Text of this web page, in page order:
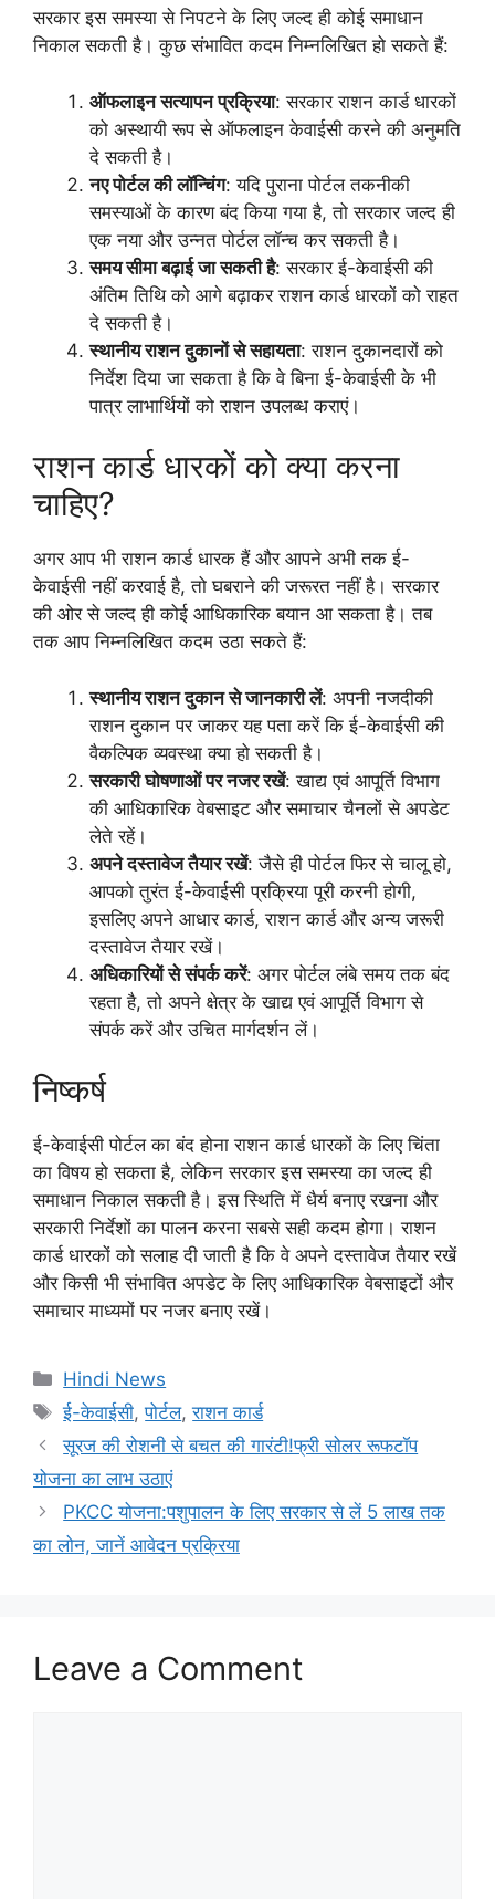
सरकार इस समस्या से निपटने के लिए जल्द ही कोई समाधान
निकाल सकती है। कुछ संभावित कदम निम्नलिखित हो सकते हैं:
ऑफलाइन सत्यापन प्रक्रिया: सरकार राशन कार्ड धारकों
को अस्थायी रूप से ऑफलाइन केवाईसी करने की अनुमति
दे सकती है।
नए पोर्टल की लॉन्चिंग: यदि पुराना पोर्टल तकनीकी
समस्याओं के कारण बंद किया गया है, तो सरकार जल्द ही
एक नया और उन्नत पोर्टल लॉन्च कर सकती है।
समय सीमा बढ़ाई जा सकती है: सरकार ई-केवाईसी की
अंतिम तिथि को आगे बढ़ाकर राशन कार्ड धारकों को राहत
दे सकती है।
स्थानीय राशन दुकानों से सहायता: राशन दुकानदारों को
निर्देश दिया जा सकता है कि वे बिना ई-केवाईसी के भी
पात्र लाभार्थियों को राशन उपलब्ध कराएं।
राशन कार्ड धारकों को क्या करना
चाहिए?
अगर आप भी राशन कार्ड धारक हैं और आपने अभी तक ई-
केवाईसी नहीं करवाई है, तो घबराने की जरूरत नहीं है। सरकार
की ओर से जल्द ही कोई आधिकारिक बयान आ सकता है। तब
तक आप निम्नलिखित कदम उठा सकते हैं:
स्थानीय राशन दुकान से जानकारी लें: अपनी नजदीकी
राशन दुकान पर जाकर यह पता करें कि ई-केवाईसी की
वैकल्पिक व्यवस्था क्या हो सकती है।
सरकारी घोषणाओं पर नजर रखें: खाद्य एवं आपूर्ति विभाग
की आधिकारिक वेबसाइट और समाचार चैनलों से अपडेट
लेते रहें।
अपने दस्तावेज तैयार रखें: जैसे ही पोर्टल फिर से चालू हो,
आपको तुरंत ई-केवाईसी प्रक्रिया पूरी करनी होगी,
इसलिए अपने आधार कार्ड, राशन कार्ड और अन्य जरूरी
दस्तावेज तैयार रखें।
अधिकारियों से संपर्क करें: अगर पोर्टल लंबे समय तक बंद
रहता है, तो अपने क्षेत्र के खाद्य एवं आपूर्ति विभाग से
संपर्क करें और उचित मार्गदर्शन लें।
निष्कर्ष
ई-केवाईसी पोर्टल का बंद होना राशन कार्ड धारकों के लिए चिंता
का विषय हो सकता है, लेकिन सरकार इस समस्या का जल्द ही
समाधान निकाल सकती है। इस स्थिति में धैर्य बनाए रखना और
सरकारी निर्देशों का पालन करना सबसे सही कदम होगा। राशन
कार्ड धारकों को सलाह दी जाती है कि वे अपने दस्तावेज तैयार रखें
और किसी भी संभावित अपडेट के लिए आधिकारिक वेबसाइटों और
समाचार माध्यमों पर नजर बनाए रखें।
Categories
Hindi News
Tags
ई-केवाईसी,पोर्टल,राशन कार्ड
सूरज की रोशनी से बचत की गारंटी!फ्री सोलर रूफटॉप
योजना का लाभ उठाएं
PKCC योजना:पशुपालन के लिए सरकार से लें 5 लाख तक
का लोन, जानें आवेदन प्रक्रिया
Leave a Comment